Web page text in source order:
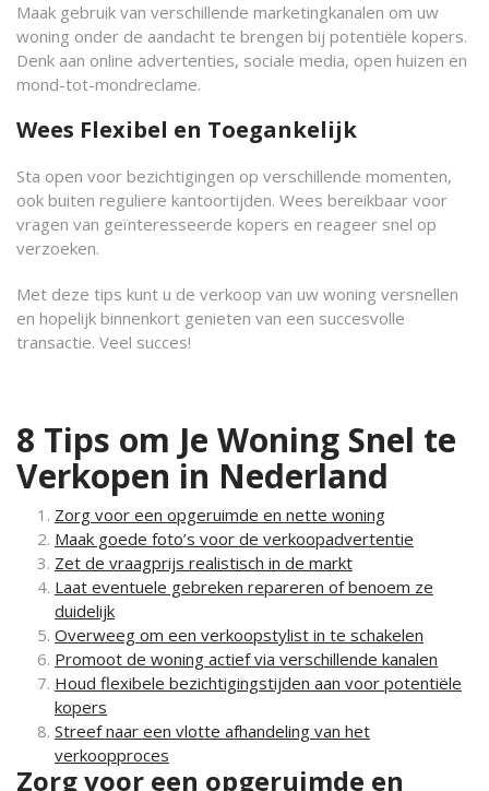
Maak gebruik van verschillende marketingkanalen om uw
woning onder de aandacht te brengen bij potentiële kopers.
Denk aan online advertenties, sociale media, open huizen en
mond-tot-mondreclame.
Wees Flexibel en Toegankelijk
Sta open voor bezichtigingen op verschillende momenten,
ook buiten reguliere kantoortijden. Wees bereikbaar voor
vragen van geïnteresseerde kopers en reageer snel op
verzoeken.
Met deze tips kunt u de verkoop van uw woning versnellen
en hopelijk binnenkort genieten van een succesvolle
transactie. Veel succes!
8 Tips om Je Woning Snel te
Verkopen in Nederland
Zorg voor een opgeruimde en nette woning
Maak goede foto’s voor de verkoopadvertentie
Zet de vraagprijs realistisch in de markt
Laat eventuele gebreken repareren of benoem ze
duidelijk
Overweeg om een verkoopstylist in te schakelen
Promoot de woning actief via verschillende kanalen
Houd flexibele bezichtigingstijden aan voor potentiële
kopers
Streef naar een vlotte afhandeling van het
verkoopproces
Zorg voor een opgeruimde en